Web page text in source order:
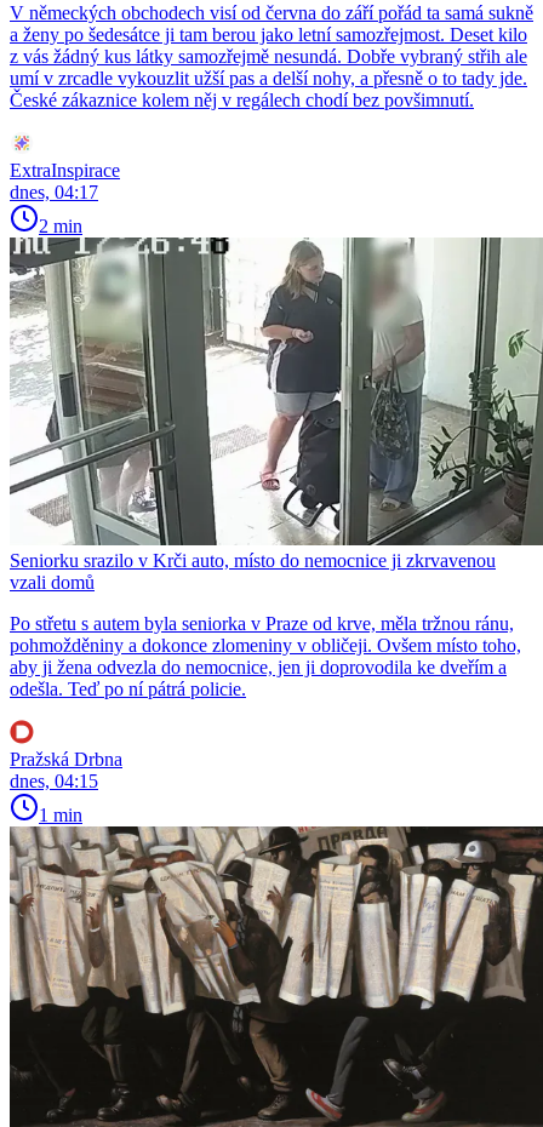
V německých obchodech visí od června do září pořád ta samá sukně
a ženy po šedesátce ji tam berou jako letní samozřejmost. Deset kilo
z vás žádný kus látky samozřejmě nesundá. Dobře vybraný střih ale
umí v zrcadle vykouzlit užší pas a delší nohy, a přesně o to tady jde.
České zákaznice kolem něj v regálech chodí bez povšimnutí.
ExtraInspirace
dnes, 04:17
2 min
Seniorku srazilo v Krči auto, místo do nemocnice ji zkrvavenou
vzali domů
Po střetu s autem byla seniorka v Praze od krve, měla tržnou ránu,
pohmožděniny a dokonce zlomeniny v obličeji. Ovšem místo toho,
aby ji žena odvezla do nemocnice, jen ji doprovodila ke dveřím a
odešla. Teď po ní pátrá policie.
Pražská Drbna
dnes, 04:15
1 min